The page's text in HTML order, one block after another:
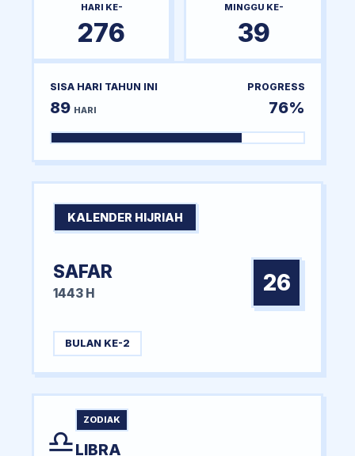
HARI KE-
276
MINGGU KE-
39
SISA HARI TAHUN INI
89 HARI
PROGRESS
76%
KALENDER HIJRIAH
SAFAR
1443 H 26
BULAN KE-2
♎
ZODIAK
LIBRA